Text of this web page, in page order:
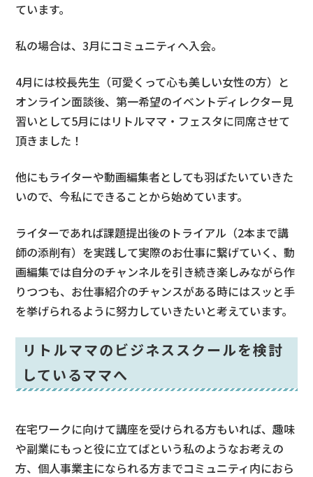
ています。
私の場合は、3月にコミュニティへ入会。
4月には校長先生（可愛くって心も美しい女性の方）と
オンライン面談後、第一希望のイベントディレクター見
習いとして5月にはリトルママ・フェスタに同席させて
頂きました！
他にもライターや動画編集者としても羽ばたいていきた
いので、今私にできることから始めています。
ライターであれば課題提出後のトライアル（2本まで講
師の添削有）を実践して実際のお仕事に繋げていく、動
画編集では自分のチャンネルを引き続き楽しみながら作
りつつも、お仕事紹介のチャンスがある時にはスッと手
を挙げられるように努力していきたいと考えています。
リトルママのビジネススクールを検討
しているママへ
在宅ワークに向けて講座を受けられる方もいれば、趣味
や副業にもっと役に立てばという私のようなお考えの
方、個人事業主になられる方までコミュニティ内におら